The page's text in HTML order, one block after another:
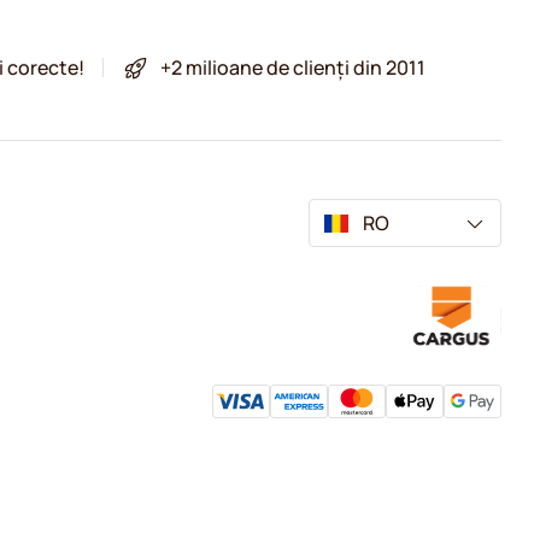
corecte! +2 milioane de clienți din 2011
RO